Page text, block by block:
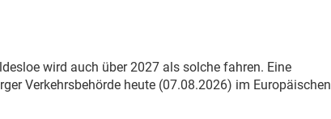
wird auch über 2027 als solche fahren. Eine
Verkehrsbehörde heute (07.08.2026) im Europäischen